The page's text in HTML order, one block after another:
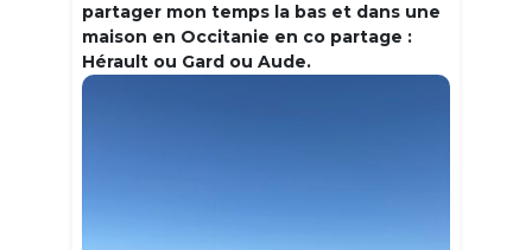
partager mon temps la bas et dans une
maison en Occitanie en co partage :
Hérault ou Gard ou Aude.